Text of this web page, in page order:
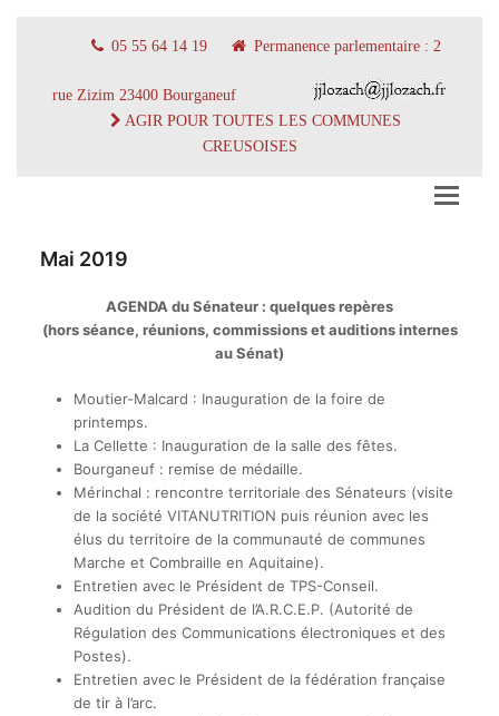
05 55 64 14 19 Permanence parlementaire : 2
rue Zizim 23400 Bourganeuf
AGIR POUR TOUTES LES COMMUNES
CREUSOISES
Mai 2019
AGENDA du Sénateur : quelques repères
(hors séance, réunions, commissions et auditions internes
au Sénat)
Moutier-Malcard : Inauguration de la foire de
printemps.
La Cellette : Inauguration de la salle des fêtes.
Bourganeuf : remise de médaille.
Mérinchal : rencontre territoriale des Sénateurs (visite
de la société VITANUTRITION puis réunion avec les
élus du territoire de la communauté de communes
Marche et Combraille en Aquitaine).
Entretien avec le Président de TPS-Conseil.
Audition du Président de l’A.R.C.E.P. (Autorité de
Régulation des Communications électroniques et des
Postes).
Entretien avec le Président de la fédération française
de tir à l’arc.